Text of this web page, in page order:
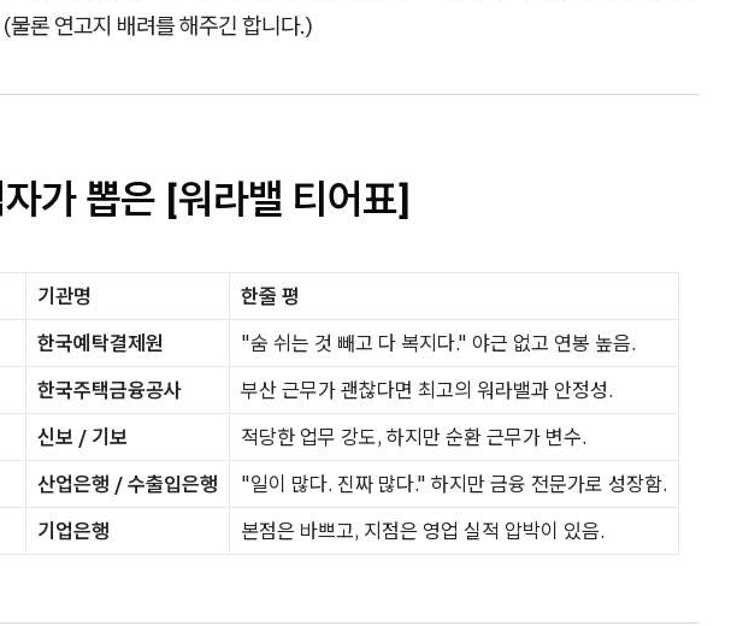
물론 연고지 배려를 해주긴 합니다.)
가 뽑은 [워라밸 티어표]
기관명
한줄 평
한국예탁결제원
"숨 쉬는 것 빼고 다 복지다." 야근 없고 연봉 높음.
한국주택금융공사
부산 근무가 괜찮다면 최고의 워라밸과 안정성.
신보 / 기보
적당한 업무 강도, 하지만 순환 근무가 변수.
산업은행 / 수출입은행
"일이 많다. 진짜 많다." 하지만 금융 전문가로 성장함.
기업은행 본점은 바쁘고, 지점은 영업 실적 압박이 있음.